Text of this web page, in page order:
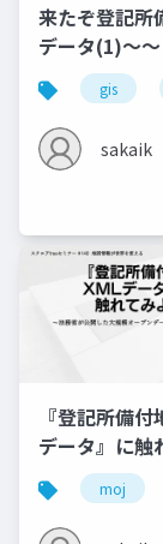
来たぞ登記所
データ(1)～
がこれまでに
囲の情報と見
ァイルフォー
ついて解説す
gis
sakaik
『登記所備付
データ』に触
う〜法務省が
大規模オープ
とは一体何な
moj